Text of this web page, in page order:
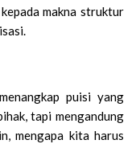
makna struktur
puisi yang
tapi mengandung
mengapa kita harus